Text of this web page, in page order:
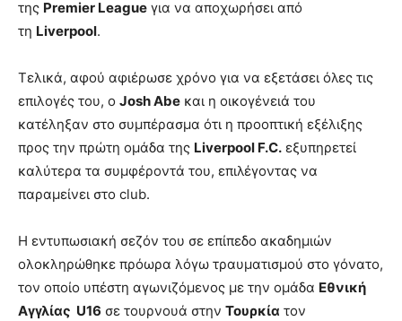
της Premier League για να αποχωρήσει από
τη Liverpool.
Τελικά, αφού αφιέρωσε χρόνο για να εξετάσει όλες τις
επιλογές του, ο Josh Abe και η οικογένειά του
κατέληξαν στο συμπέρασμα ότι η προοπτική εξέλιξης
προς την πρώτη ομάδα της Liverpool F.C. εξυπηρετεί
καλύτερα τα συμφέροντά του, επιλέγοντας να
παραμείνει στο club.
Η εντυπωσιακή σεζόν του σε επίπεδο ακαδημιών
ολοκληρώθηκε πρόωρα λόγω τραυματισμού στο γόνατο,
τον οποίο υπέστη αγωνιζόμενος με την ομάδα Εθνική
Αγγλίας U16 σε τουρνουά στην Τουρκία τον